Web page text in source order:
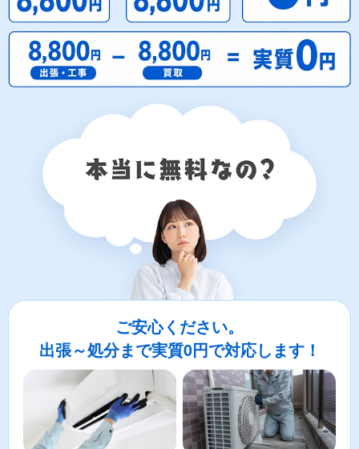
ご安心ください。
出張～処分まで実質0円で対応します！